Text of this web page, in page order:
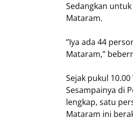
Sedangkan
Mataram.
‘’Iya ada 44
Mataram,’’
Sejak pukul
Sesampainya di
lengkap, satu
Mataram ini